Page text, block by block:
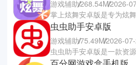
游戏辅助268.54M2026-
虫虫助手安卓版
游戏辅助75.49M2026-